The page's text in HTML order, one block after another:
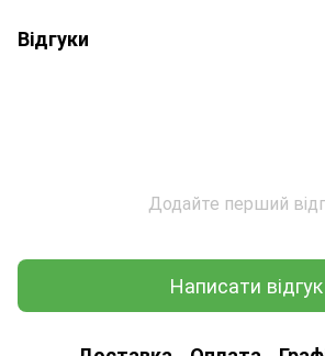
Відгуки
Додайте перший
Написати відгук